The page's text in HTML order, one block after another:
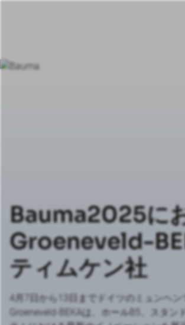
Bauma2025に
Groeneveld-
ティムケン社
4月7日から13日までドイツのミュンヘン
Groeneveld-BEKAは、ホールB5、スタン